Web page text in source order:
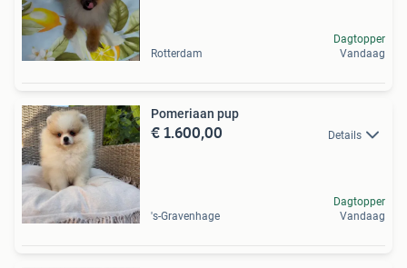
Rotterdam
Dagtopper
Vandaag
Pomeriaan pup
€ 1.600,00 Details
's-Gravenhage
Dagtopper
Vandaag